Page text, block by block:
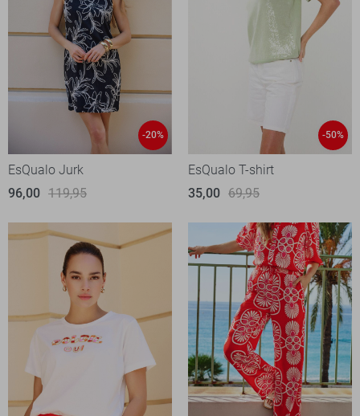
-20%
EsQualo Jurk
96,00 119,95
-50%
EsQualo T-shirt
35,00 69,95